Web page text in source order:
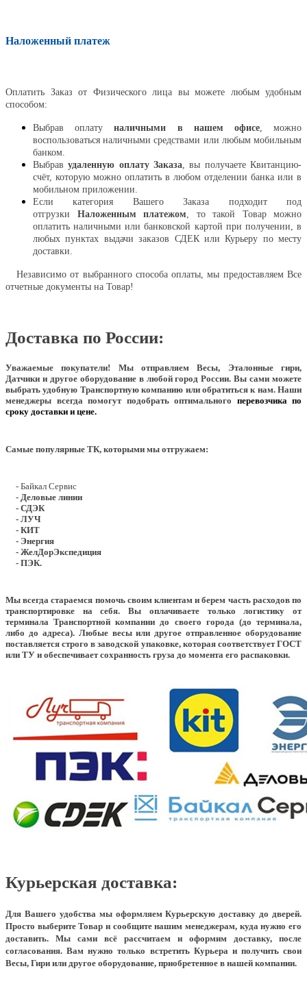
Наложенный платеж
Оплатить Заказ от Физического лица вы можете любым удобным
способом:
Выбрав оплатуналичными в нашем офисе, можно
воспользоваться наличными средствами или любым мобильным
банком.
Выбравудаленную оплату Заказа , вы получаете Квитанцию-
счёт, которую можно оплатить в любом отделении банка или в
мобильном приложении.
Если категория Вашего Заказа подходит под
отгрузки Наложенным платежом , то такой Товар можно
оплатить наличными или банковской картой при получении, в
любых пунктах выдачи заказов СДЕК или Курьеру по месту
доставки.
Независимо от выбранного способа оплаты, мы предоставляем Все
отчетные документы на Товар!
Доставка по России:
Уважаемые покупатели! Мы отправляем Весы, Эталонные гири,
Датчики и другое оборудование в любой город России. Вы сами можете
выбрать удобную Транспортную компанию или обратиться к нам. Наши
менеджеры всегда помогут подобрать оптимального перевозчика по
сроку доставки и цене.
Самые популярные ТК, которыми мы отгружаем:
- Байкал Сервис
- Деловые линии
- СДЭК
- ЛУЧ
- КИТ
- Энергия
- ЖелДорЭкспедиция
- ПЭК.
Мы всегда стараемся помочь своим клиентам и берем часть расходов по
транспортировке на себя. Вы оплачиваете только логистику от
терминала Транспортной компании до своего города (до терминала,
либо до адреса). Любые весы или другое отправленное оборудование
поставляется строго в заводской упаковке, которая соответствует ГОСТ
или ТУ и обеспечивает сохранность груза до момента его распаковки.
Курьерская доставка:
Для Вашего удобства мы оформляем Курьерскую доставку до дверей.
Просто выберите Товар и сообщите нашим менеджерам, куда нужно его
доставить. Мы сами всё рассчитаем и оформим доставку, после
согласования. Вам нужно только встретить Курьера и получить свои
Весы, Гири или другое оборудование, приобретенное в нашей компании.